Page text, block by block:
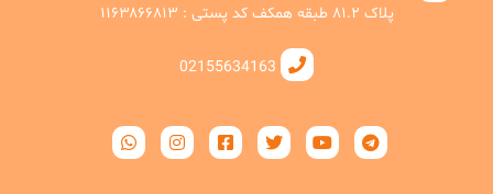
پلاک ۸۱.۲ طبقه همکف کد پستی : ۱۱۶۳۸۶۶۸۱۳
02155634163